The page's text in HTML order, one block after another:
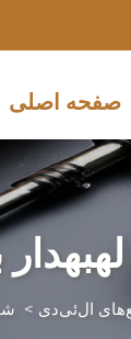
صفحه اصلی
ال‌ئی‌دی >